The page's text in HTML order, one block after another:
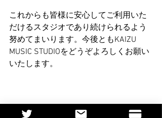
これからも皆様に安心してご利用いた
だけるスタジオであり続けられるよう
努めてまいります。今後ともKAIZU
MUSIC STUDIOをどうぞよろしくお願い
いたします。